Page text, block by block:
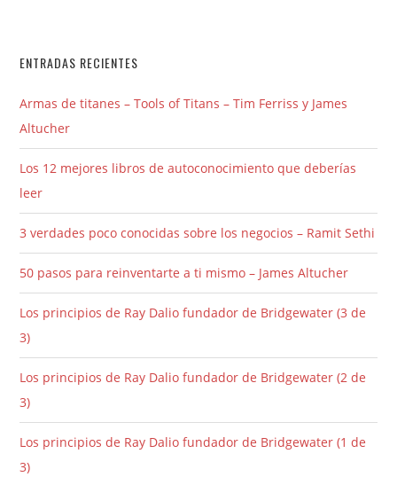
ENTRADAS RECIENTES
Armas de titanes – Tools of Titans – Tim Ferriss y James
Altucher
Los 12 mejores libros de autoconocimiento que deberías
leer
3 verdades poco conocidas sobre los negocios – Ramit Sethi
50 pasos para reinventarte a ti mismo – James Altucher
Los principios de Ray Dalio fundador de Bridgewater (3 de
3)
Los principios de Ray Dalio fundador de Bridgewater (2 de
3)
Los principios de Ray Dalio fundador de Bridgewater (1 de
3)